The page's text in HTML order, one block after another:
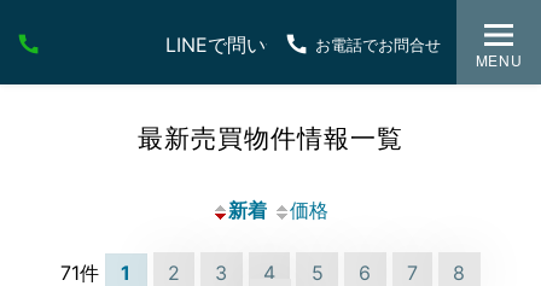
MENU
最新売買物件情報一覧
新着 価格
71件 1 2 3 4 5 6 7
8
LINEで問い合わせお電話でお問合せ